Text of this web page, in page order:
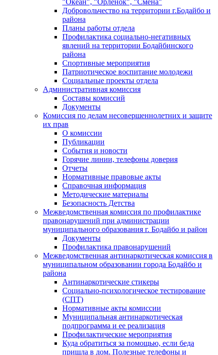
"Океан", "Орленок", "Смена"
Добровольчество на территории г.Бодайбо и
района
Планы работы отдела
Профилактика социально-негативных
явлений на территории Бодайбинского
района
Спортивные мероприятия
Патриотическое воспитание молодежи
Социальные проекты отдела
Административная комиссия
Составы комиссий
Документы
Комиссия по делам несовершеннолетних и защите
их прав
О комиссии
Публикации
События и новости
Горячие линии, телефоны доверия
Отчеты
Нормативные правовые акты
Справочная информация
Методические материалы
Безопасность Детства
Межведомственная комиссия по профилактике
правонарушений при администрации
муниципального образования г. Бодайбо и район
Документы
Профилактика правонарушений
Межведомственная антинаркотическая комиссия в
муниципальном образовании города Бодайбо и
района
Антинаркотические стикеры
Социально-психологическое тестирование
(СПТ)
Нормативные акты комиссии
Муниципальная антинаркотическая
подпрограмма и ее реализация
Профилактические мероприятия
Куда обратиться за помощью, если беда
пришла в дом. Полезные телефоны и